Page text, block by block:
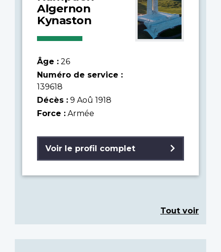
Algernon
Kynaston
Âge : 26
Numéro de service :
139618
Décès : 9 Aoû 1918
Force : Armée
Voir le profil complet
Tout voir